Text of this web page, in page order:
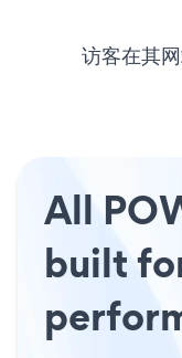
访客在其
All
built